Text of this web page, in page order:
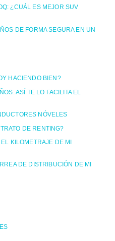
¿CUÁL ES MEJOR SUV
DE FORMA SEGURA EN UN
HACIENDO BIEN?
ASÍ TE LO FACILITA EL
NÓVELES
DE RENTING?
KILOMETRAJE DE MI
DE DISTRIBUCIÓN DE MI